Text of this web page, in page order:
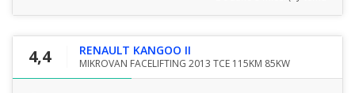
4,4 RENAULT KANGOO II
MIKROVAN FACELIFTING 2013 TCE 115KM 85KW